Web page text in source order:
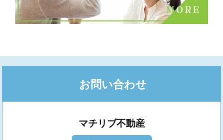
お問い合わせ
マチリブ不動産